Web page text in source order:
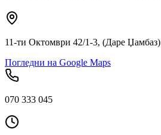
11-ти Октомври 42/1-3, (Даре Џамбаз)
Погледни на Google Maps
070 333 045